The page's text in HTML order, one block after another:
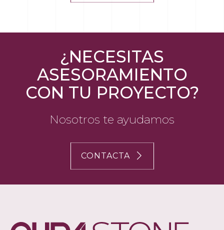
¿NECESITAS
ASESORAMIENTO
CON TU PROYECTO?
Nosotros te ayudamos
CONTACTA